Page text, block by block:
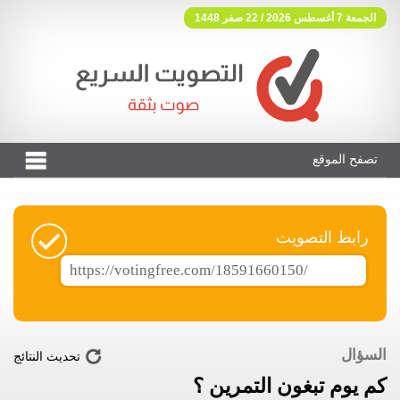
الجمعة 7 أغسطس 2026 / 22 صفر 1448
فوتنج فري موقع تصويت مجاني
تصفح الموقع
رابط التصويت
السؤال
كم يوم تبغون التمرين ؟
تحديث النتائج